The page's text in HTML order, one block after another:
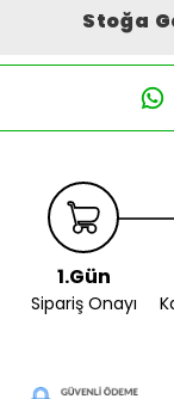
Stoğa
1.Gün
Sipariş Onayı